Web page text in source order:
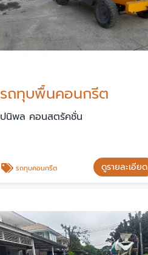
รถทุบพื้นคอนกรีต
ปนิพล คอนสตรัคชั่น
รถทุบคอนกรีต ดูรายละเอียด